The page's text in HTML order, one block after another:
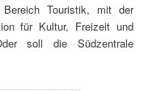
Touristik, mit der
für Kultur, Freizeit und
soll die Südzentrale